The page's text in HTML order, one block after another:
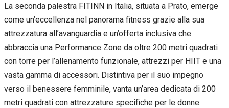
La seconda palestra FITINN in Italia, situata a Prato, emerge
come un’eccellenza nel panorama fitness grazie alla sua
attrezzatura all’avanguardia e un’offerta inclusiva che
abbraccia una Performance Zone da oltre 200 metri quadrati
con torre per l’allenamento funzionale, attrezzi per HIIT e una
vasta gamma di accessori. Distintiva per il suo impegno
verso il benessere femminile, vanta un’area dedicata di 200
metri quadrati con attrezzature specifiche per le donne.